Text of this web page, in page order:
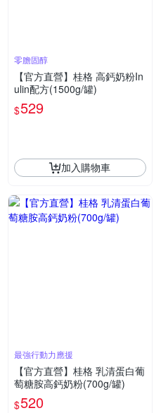
零膽固醇
【官方直營】桂格 高鈣奶粉In
ulin配方(1500g/罐)
$529
加入購物車
最強行動力應援
【官方直營】桂格 乳清蛋白葡
萄糖胺高鈣奶粉(700g/罐)
$520